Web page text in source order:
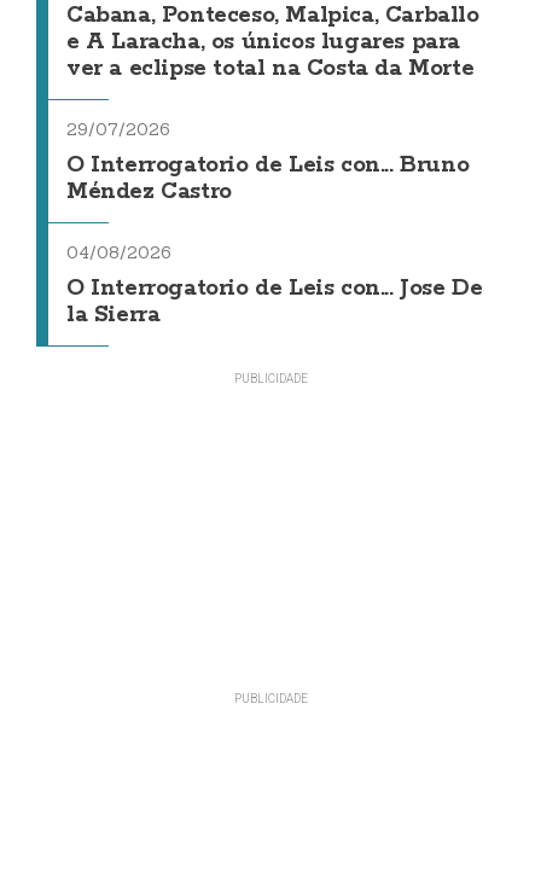
Cabana, Ponteceso, Malpica, Carballo
e A Laracha, os únicos lugares para
ver a eclipse total na Costa da Morte
29/07/2026
O Interrogatorio de Leis con... Bruno
Méndez Castro
04/08/2026
O Interrogatorio de Leis con... Jose De
la Sierra